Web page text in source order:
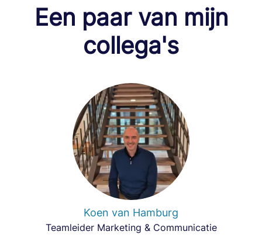
Een paar van mijn
collega's
Koen van Hamburg
Teamleider Marketing & Communicatie